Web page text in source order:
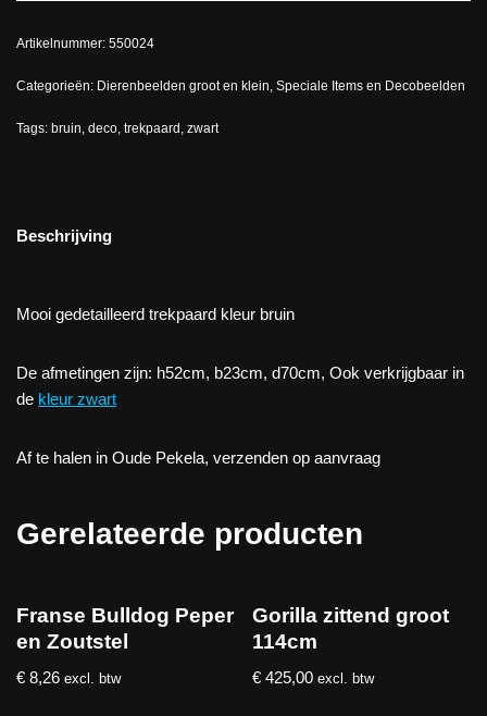
Artikelnummer: 550024
Categorieën: Dierenbeelden groot en klein Speciale Items en Decobeelden
Tags: bruin deco trekpaard zwart
Beschrijving
Mooi gedetailleerd trekpaard kleur bruin
De afmetingen zijn: h52cm, b23cm, d70cm, Ook verkrijgbaar in
de kleur zwart
Af te halen in Oude Pekela, verzenden op aanvraag
Gerelateerde producten
Franse Bulldog Peper
en Zoutstel
€ 8,26 excl. btw
Gorilla zittend groot
114cm
€ 425,00 excl. btw